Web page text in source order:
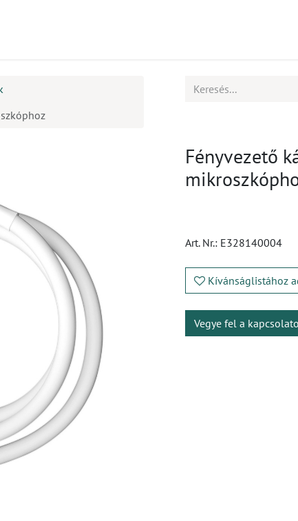
Fényvezető
Art. Nr.: E328140004
Kívánságlistához
Vegye fel a